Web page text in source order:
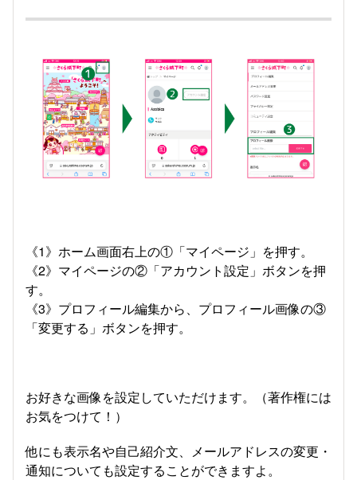
《1》ホーム画面右上の①「マイページ」を押す。
《2》マイページの②「アカウント設定」ボタンを押
す。
《3》プロフィール編集から、プロフィール画像の③
「変更する」ボタンを押す。
お好きな画像を設定していただけます。（著作権には
お気をつけて！）
他にも表示名や自己紹介文、メールアドレスの変更・
通知についても設定することができますよ。